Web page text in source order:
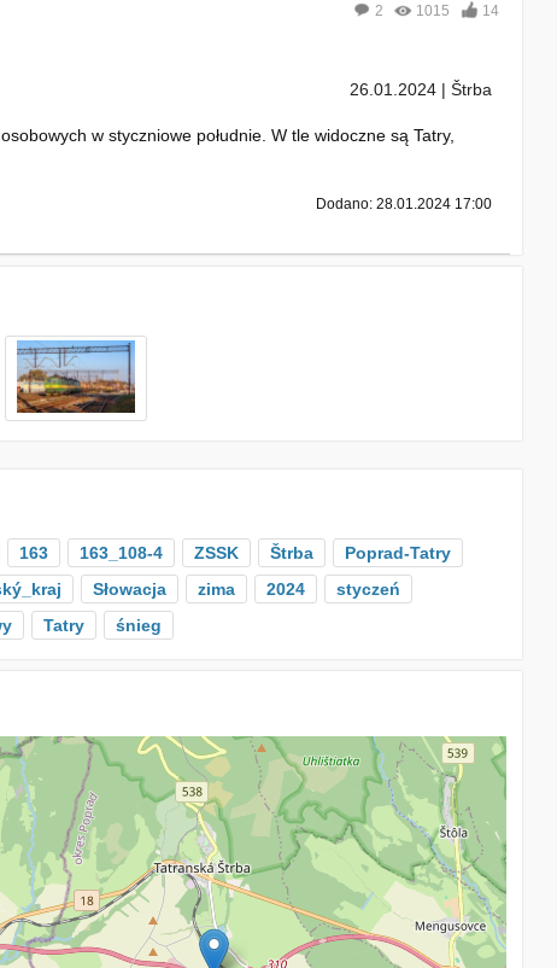
2 1015 14
26.01.2024 | Štrba
w styczniowe południe. W tle widoczne są Tatry,
Dodano: 28.01.2024 17:00
163 163_108-4 ZSSK Štrba
Poprad-Tatry
Słowacja zima 2024
styczeń
Tatry śnieg